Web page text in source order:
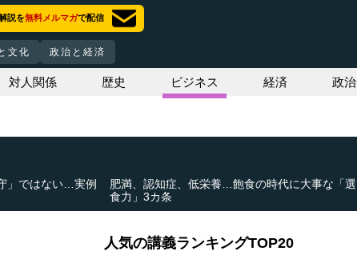
説を無料メルマガで配信
文化 政治と経済
対人関係 歴史 ビジネス 経済 政治
」ではない…実例
肥満、認知症、低栄養…飽食の時代に大事な「選
食力」3カ条
人気の講義ランキングTOP20